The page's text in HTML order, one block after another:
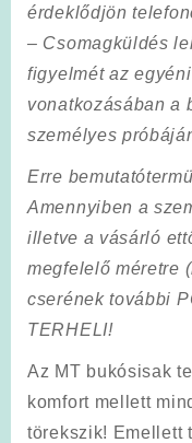
érdeklődjön
– Csomagküldés
figyelmét az
vonatkozásában a
személyes
Erre
Amennyiben a
illetve a vásárló
megfelelő méretre
cserének további
TERHELI!
Az MT bukósisak
komfort mellett
törekszik! Emellett